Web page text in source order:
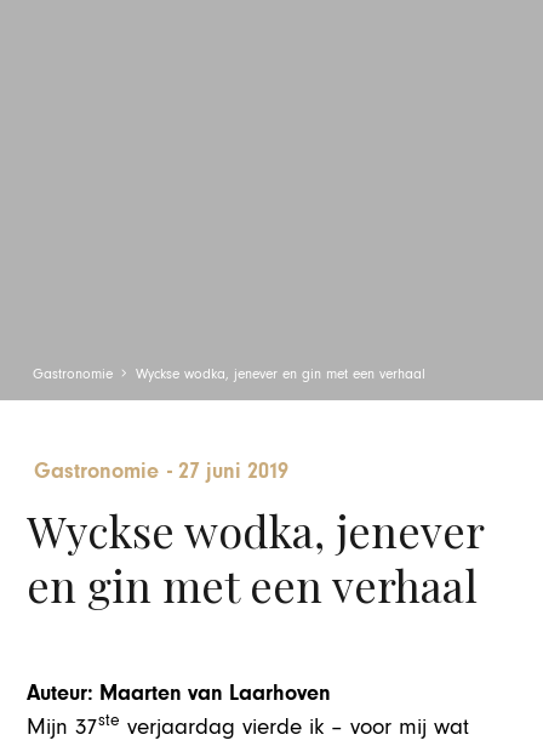
Gastronomie Wyckse wodka, jenever en gin met een verhaal
Gastronomie -27 juni 2019
Wyckse wodka, jenever
en gin met een verhaal
Auteur: Maarten van Laarhoven
Mijn 37ste verjaardag vierde ik – voor mij wat